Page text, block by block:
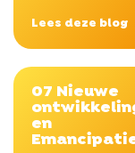
Lees deze blog
07 Nieuwe
en